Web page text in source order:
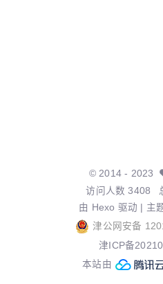
©2014- 2023
访问人数3408
由 Hexo 驱动 | 主
津公网安备
津ICP备
本站由